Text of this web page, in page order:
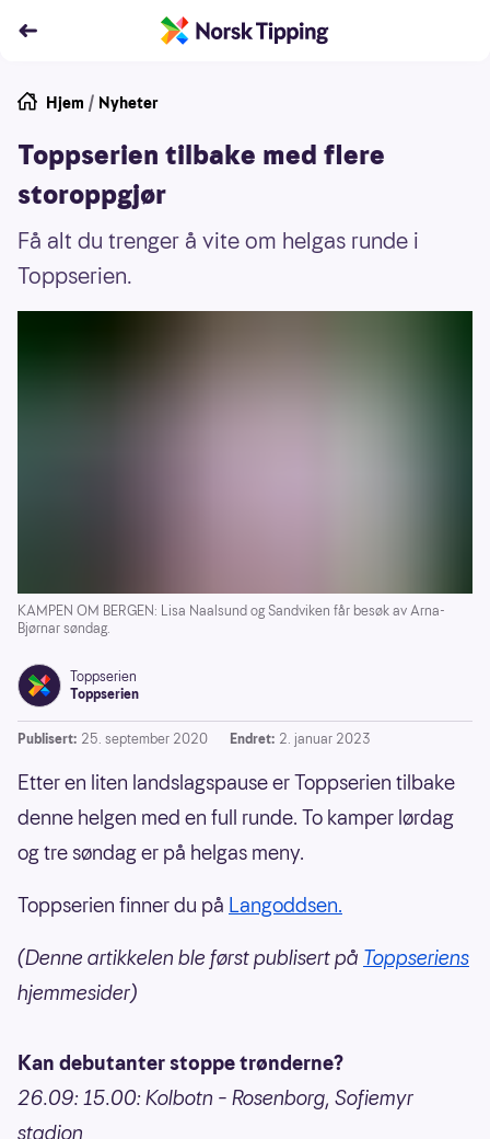
Hjem / Nyheter
Toppserien tilbake med flere
storoppgjør
Få alt du trenger å vite om helgas runde i
Toppserien.
KAMPEN OM BERGEN: Lisa Naalsund og Sandviken får besøk av Arna-
Bjørnar søndag.
Toppserien
Toppserien
Publisert: 25. september 2020 Endret: 2. januar 2023
Etter en liten landslagspause er Toppserien tilbake
denne helgen med en full runde. To kamper lørdag
og tre søndag er på helgas meny.
Toppserien finner du på Langoddsen.
(Denne artikkelen ble først publisert på Toppseriens
hjemmesider)
Kan debutanter stoppe trønderne?
26.09: 15.00: Kolbotn – Rosenborg, Sofiemyr
stadion